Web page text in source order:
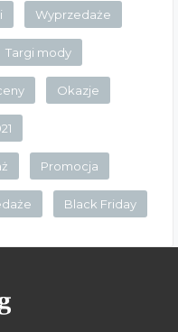
Wyprzedaże
Targi mody
Okazje
Promocja
Black Friday